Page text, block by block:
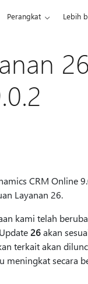
Perangkat Lebih
CRM Online
Layanan 26.
kami telah
26akan
terkait akan
meningkat secara